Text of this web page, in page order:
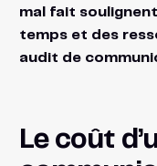
mal fait
temps et des
audit de
Le coût